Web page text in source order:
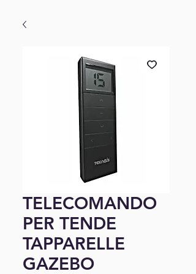
TELECOMANDO
PER TENDE
TAPPARELLE
GAZEBO